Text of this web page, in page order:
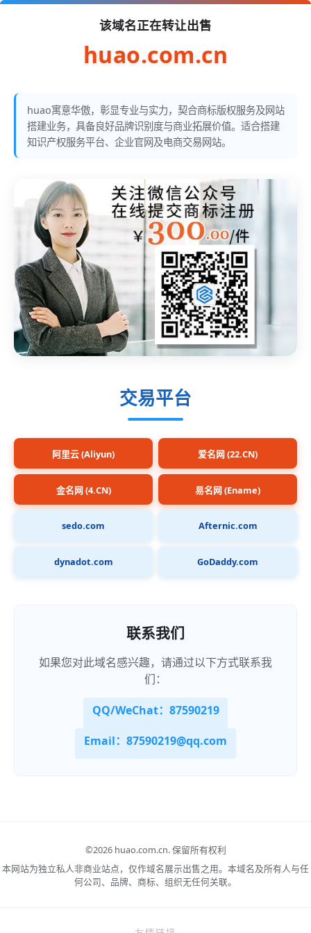
该域名正在转让出售
huao.com.cn
huao寓意华傲，彰显专业与实力，契合商标版权服务及网站
搭建业务，具备良好品牌识别度与商业拓展价值。适合搭建
知识产权服务平台、企业官网及电商交易网站。
交易平台
阿里云 (Aliyun) 爱名网 (22.CN)
金名网 (4.CN) 易名网 (Ename)
sedo.com Afternic.com
dynadot.com GoDaddy.com
联系我们
如果您对此域名感兴趣，请通过以下方式联系我
们：
QQ/WeChat：87590219
Email：87590219@qq.com
©2026 huao.com.cn.保留所有权利
本网站为独立私人非商业站点，仅作域名展示出售之用。本域名及所有人与任
何公司、品牌、商标、组织无任何关联。